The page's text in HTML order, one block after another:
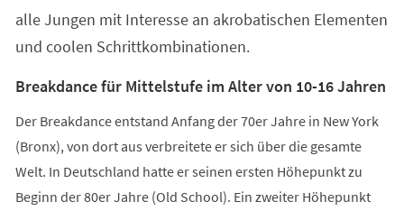
alle Jungen mit Interesse an akrobatischen Elementen
und coolen Schrittkombinationen.
Breakdance für Mittelstufe im Alter von 10-16 Jahren
Der Breakdance entstand Anfang der 70er Jahre in New York
(Bronx), von dort aus verbreitete er sich über die gesamte
Welt. In Deutschland hatte er seinen ersten Höhepunkt zu
Beginn der 80er Jahre (Old School). Ein zweiter Höhepunkt